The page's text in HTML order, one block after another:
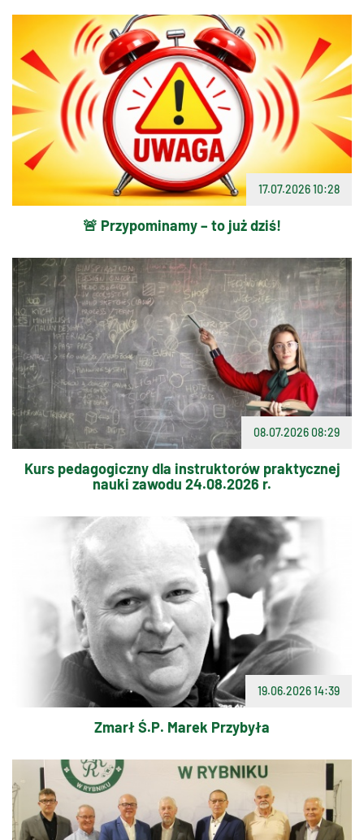
17.07.2026 10:28
🚨 Przypominamy – to już dziś!
08.07.2026 08:29
Kurs pedagogiczny dla instruktorów praktycznej
nauki zawodu 24.08.2026 r.
19.06.2026 14:39
Zmarł Ś.P. Marek Przybyła